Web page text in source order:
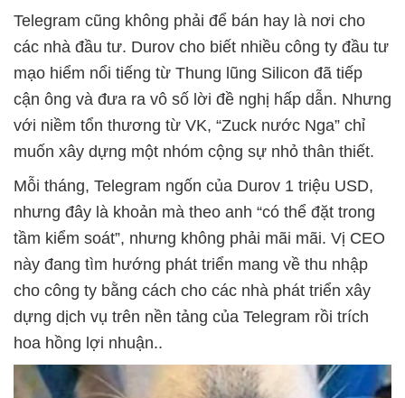
Telegram cũng không phải để bán hay là nơi cho
các nhà đầu tư. Durov cho biết nhiều công ty đầu tư
mạo hiểm nổi tiếng từ Thung lũng Silicon đã tiếp
cận ông và đưa ra vô số lời đề nghị hấp dẫn. Nhưng
với niềm tổn thương từ VK, “Zuck nước Nga” chỉ
muốn xây dựng một nhóm cộng sự nhỏ thân thiết.
Mỗi tháng, Telegram ngốn của Durov 1 triệu USD,
nhưng đây là khoản mà theo anh “có thể đặt trong
tầm kiểm soát”, nhưng không phải mãi mãi. Vị CEO
này đang tìm hướng phát triển mang về thu nhập
cho công ty bằng cách cho các nhà phát triển xây
dựng dịch vụ trên nền tảng của Telegram rồi trích
hoa hồng lợi nhuận..